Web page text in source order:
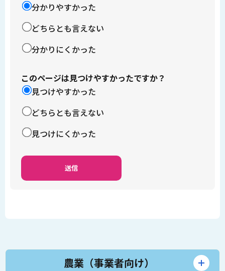
分かりやすかった
どちらとも言えない
分かりにくかった
このページは見つけやすかったですか？
見つけやすかった
どちらとも言えない
見つけにくかった
農業（事業者向け）